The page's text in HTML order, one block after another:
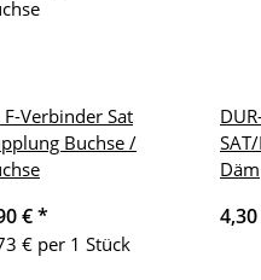
Verbinder Sat
Buchse /
€*
€ per 1 Stück